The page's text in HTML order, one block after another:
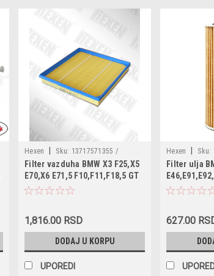
Hexen Sku: 13717571355 /
ADB112204 / F026400236 / AP030/2 /
LX2525 / 50014288 / C28125 /
WA9661 / A12045
Filter vazduha BMW X3 F25,X5
E70,X6 E71,5 F10,F11,F18,5 GT
F07GT,6 F12,F13,7 F01,F02
1,816.00 RSD
DODAJ U KORPU
UPOREDI
Hexen Sku:
180057410 /
11427788461
OC3102
Filter ulja
'03-,6 E64
627.00